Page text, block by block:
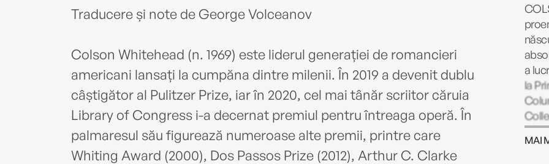
Traducere și note de George Volceanov
Colson Whitehead (n. 1969) este liderul generației de romancieri
americani lansați la cumpăna dintre milenii. În 2019 a devenit dublu
câștigător al Pulitzer Prize, iar în 2020, cel mai tânăr scriitor căruia
Library of Congress i-a decernat premiul pentru întreaga operă. În
palmaresul său figurează numeroase alte premii, printre care
Whiting Award (2000), Dos Passos Prize (2012), Arthur C. Clarke
a
la
MAI